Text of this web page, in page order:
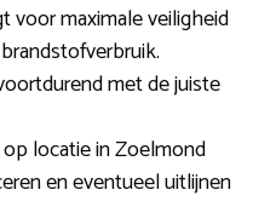
voor maximale veiligheid
met de juiste
locatie in Zoelmond
en eventueel uitlijnen